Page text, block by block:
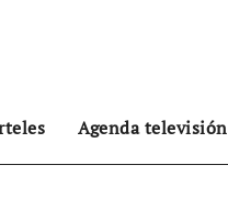
Agenda televisión